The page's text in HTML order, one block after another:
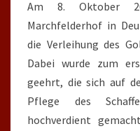
Am 8. Oktober
Marchfelderhof in
die Verleihung des
Dabei wurde zum
geehrt, die sich auf
Pflege des
hochverdient